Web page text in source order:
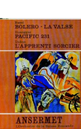
項
目
排
序